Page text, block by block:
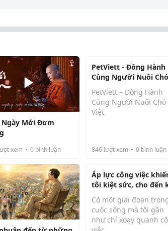
Ngày Mới Đơm
xem 0 bình luận
PetViett - Đồng Hành
Cùng Người Nuôi Chó
PetViett – Đồng Hành
Cùng Người Nuôi Chó
Việt
Nếu bạn đang tìm kiếm
một website uy tín để
lượng và tham khảo
thức chăm sóc thú
Pe...
846lượt xem 0bình luận
Áp lực công việc
tôi kiệt sức, cho đến
học cách tận hưởng
những niềm vui nhỏ
ngày
Có một giai đoạn
cuộc sống mà tôi gần
như chỉ xoay quanh